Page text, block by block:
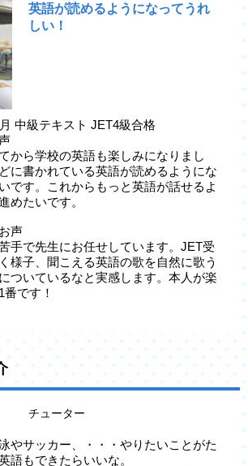
英語が読めるようになってうれ
しい！
中級テキスト JET4級合格
から学校の英語も楽しみになりまし
に書かれている英語が読めるようにな
です。これからもっと英語が話せるよ
めたいです。
声
手で先生にお任せしています。JET受
様子、聞こえる英語の歌を自然に歌う
ついているなと実感します。本人が楽
です！
チューター
やサッカー、・・・やりたいことがた
語もできたらいいな。